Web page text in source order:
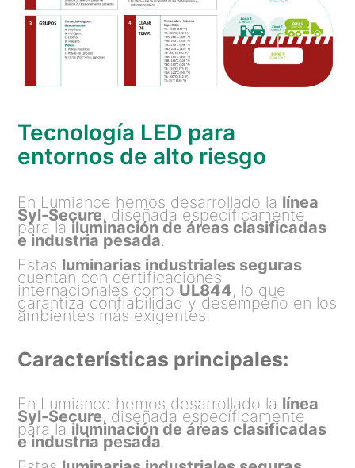
Tecnología LED para
entornos de alto riesgo
En Lumiance hemos desarrollado la línea
Syl-Secure, diseñada específicamente
para la iluminación de áreas clasificadas
e industria pesada.
Estas luminarias industriales seguras
cuentan con certificaciones
internacionales como UL844, lo que
garantiza confiabilidad y desempeño en los
ambientes más exigentes.
Características principales:
En Lumiance hemos desarrollado la línea
Syl-Secure, diseñada específicamente
para la iluminación de áreas clasificadas
e industria pesada.